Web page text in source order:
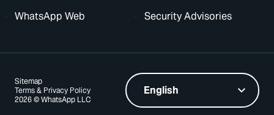
WhatsApp Web
Security Advisories
2026 © WhatsApp LLC
Terms & Privacy Policy
Sitemap